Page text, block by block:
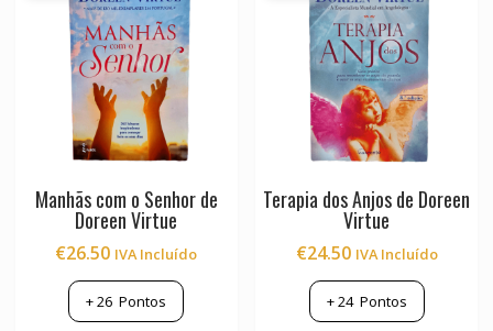
Manhãs com o Senhor de
Doreen Virtue
€26.50 IVA Incluído
+26 Pontos
Terapia dos Anjos de Doreen
Virtue
€24.50 IVA Incluído
+24Pontos